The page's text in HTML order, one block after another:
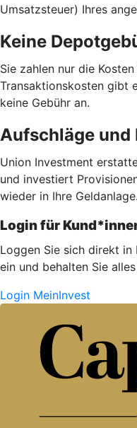
Umsatzsteuer) Ihres
Keine
Sie zahlen nur die
Trans­aktions­kosten gibt
keine Gebühr an.
Aufschläge und
Union Investment
und investiert
wieder in Ihre Geldanlage.
Login für
Loggen Sie sich direkt in
ein und behalten Sie
Login MeinInvest